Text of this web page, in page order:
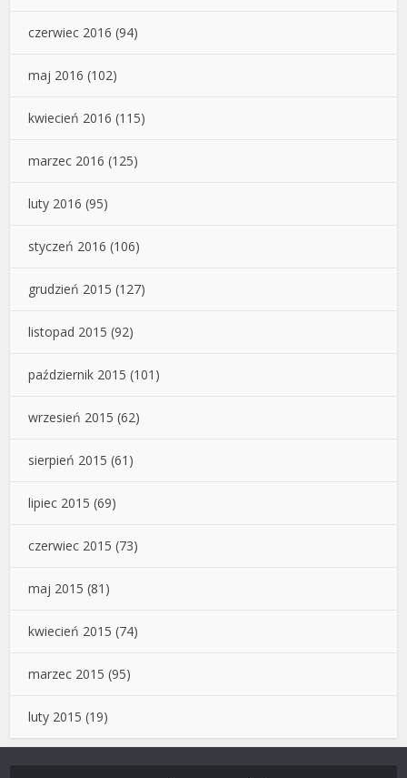
czerwiec 2016 (94)
maj 2016 (102)
kwiecień 2016 (115)
marzec 2016 (125)
luty 2016 (95)
styczeń 2016 (106)
grudzień 2015 (127)
listopad 2015 (92)
październik 2015 (101)
wrzesień 2015 (62)
sierpień 2015 (61)
lipiec 2015 (69)
czerwiec 2015 (73)
maj 2015 (81)
kwiecień 2015 (74)
marzec 2015 (95)
luty 2015 (19)